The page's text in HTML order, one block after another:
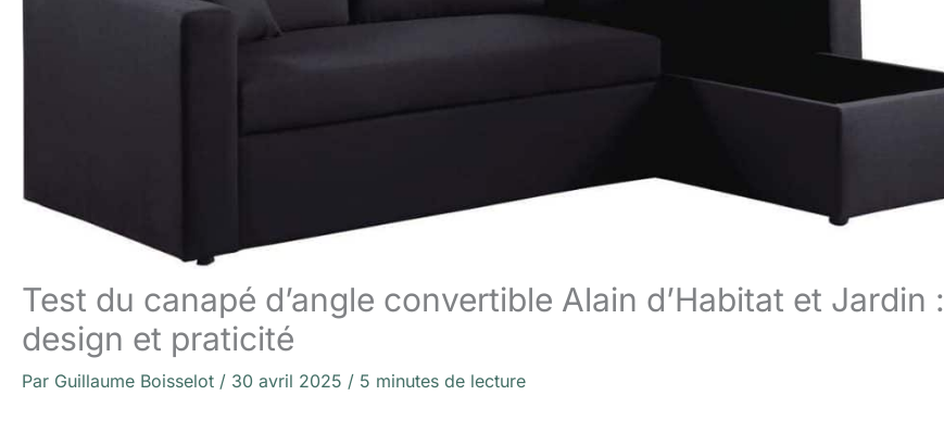
Test du canapé d’angle convertible Alain d’Habitat et Jardin :
design et praticité
Par Guillaume Boisselot / 30 avril 2025 / 5 minutes de lecture